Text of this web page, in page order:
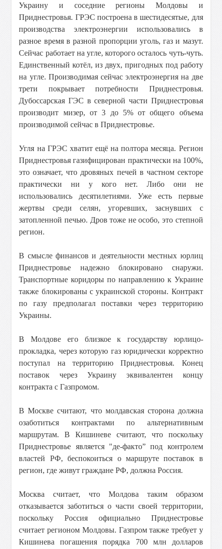
Украину и соседние регионы Молдовы и
Приднестровья. ГРЭС построена в шестидесятые, для
производства электроэнергии использовались в
разное время в разной пропорции уголь, газ и мазут.
Сейчас работает на угле, которого осталось чуть-чуть.
Единственный котёл, из двух, пригодных под работу
на угле. Производимая сейчас электроэнергия на две
трети покрывает потребности Приднестровья.
Дубоссарская ГЭС в северной части Приднестровья
производит мизер, от 3 до 5% от общего объема
производимой сейчас в Приднестровье.
Угля на ГРЭС хватит ещё на полтора месяца. Регион
Приднестровья газифицирован практически на 100%,
это означает, что дровяных печей в частном секторе
практически ни у кого нет. Либо они не
использовались десятилетиями. Уже есть первые
жертвы среди селян, угоревших, заснувших с
затопленной печью. Дров тоже не особо, это степной
регион.
В смысле финансов и деятельности местных юрлиц
Приднестровье надежно блокировано снаружи.
Транспортные коридоры по направлению к Украине
также блокированы с украинской стороны. Контракт
по газу предполагал поставки через территорию
Украины.
В Молдове его близкое к государству юрлицо-
прокладка, через которую газ юридически корректно
поступал на территорию Приднестровья. Конец
поставок через Украину эквивалентен концу
контракта с Газпромом.
В Москве считают, что молдавская сторона должна
озаботиться контрактами по альтернативным
маршрутам. В Кишиневе считают, что поскольку
Приднестровье является "де-факто” под контролем
властей РФ, беспокоиться о маршруте поставок в
регион, где живут граждане РФ, должна Россия.
Москва считает, что Молдова таким образом
отказывается заботиться о части своей территории,
поскольку Россия официально Приднестровье
считает регионом Молдовы. Газпром также требует у
Кишинева погашения порядка 700 млн долларов